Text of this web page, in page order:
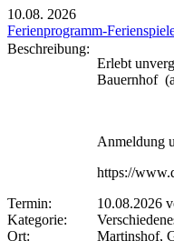
10.08. 2026
Ferienprogramm-
Beschreibung:
Erlebt
Bauernhof
Anmeldung
https://
Termin:
10.08.2026
Kategorie:
Ort:
Martinshof,